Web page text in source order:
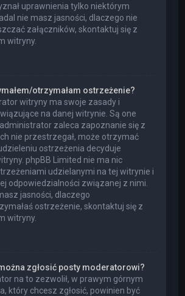
uprawnienia tylko niektórym
nie masz jasności, dlaczego nie
załączników, skontaktuj się z
witryny.
otrzymałam ostrzeżenie?
witryny ma swoje zasady i
na danej witrynie. Są one
zaleca zapoznanie się z
nie przestrzegał, może otrzymać
ostrzeżenia decyduje
phpBB Limited nie ma nic
udzielanymi na tej witrynie i
odpowiedzialności związanej z nimi.
jasności, dlaczego
ostrzeżenie, skontaktuj się z
witryny.
zgłosić posty moderatorowi?
na to zezwolił, w prawym górnym
który chcesz zgłosić, powinien być